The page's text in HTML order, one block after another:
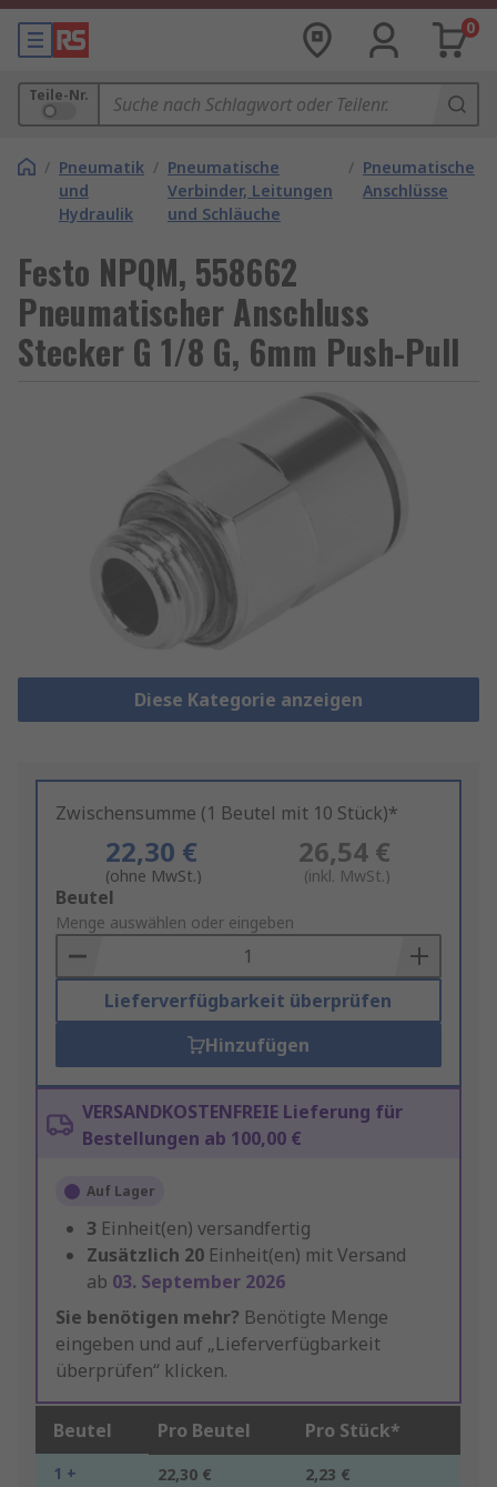
0
Teile-Nr.
/ Pneumatik
und
Hydraulik
/ Pneumatische
Verbinder, Leitungen
und Schläuche
/ Pneumatische
Anschlüsse
Festo NPQM, 558662
Pneumatischer Anschluss
Stecker G 1/8 G, 6mm Push-Pull
Diese Kategorie anzeigen
Zwischensumme (1 Beutel mit 10 Stück)*
22,30 €
(ohne MwSt.)
26,54 €
(inkl. MwSt.)
Add
to
Basket
Beutel
Menge auswählen oder eingeben
Lieferverfügbarkeit überprüfen
Hinzufügen
VERSANDKOSTENFREIE Lieferung für
Bestellungen ab 100,00 €
Auf Lager
3 Einheit(en) versandfertig
Zusätzlich 20 Einheit(en) mit Versand
ab 03. September 2026
Sie benötigen mehr? Benötigte Menge
eingeben und auf „Lieferverfügbarkeit
überprüfen“ klicken.
Beutel Pro Beutel Pro Stück*
1 + 22,30 € 2,23 €